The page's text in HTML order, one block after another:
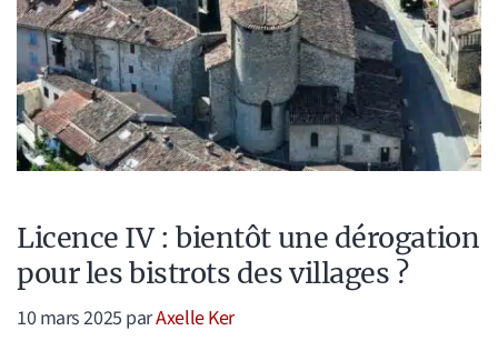
Licence IV : bientôt une dérogation
pour les bistrots des villages ?
10 mars 2025 parAxelle Ker